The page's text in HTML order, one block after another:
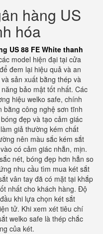
hàng US
hóa
US 88 FE White thanh
model hiện đại tại cửa
đem lại hiệu quả và an
sản xuất bằng thép và
bảo mật tốt nhất. Các
hiệu welko safe, chính
bằng công nghệ sơn tĩnh
đẹp và tạo cảm giác
giả thường kém chất
nên màu sắc kém sắt
có cảm giác nhẵn, mịn.
nét, bóng đẹp hơn hẳn so
nhu cầu tìm mua két sắt
vân tay đã có mặt tại khắp
nhất cho khách hàng. Độ
khi lựa chọn két sắt
tử. Khi xem xét tiêu chí
welko safe là thép chắc
của két.